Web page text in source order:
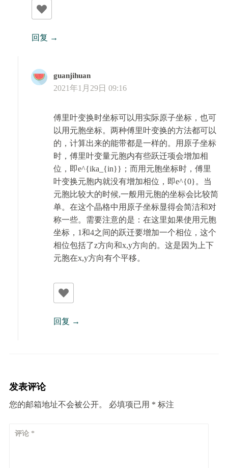
回复
guanjihuan
2021年1月29日 09:16
傅里叶变换时坐标可以用实际原子坐标，也可
以用元胞坐标。两种傅里叶变换的方法都可以
的，计算出来的能带都是一样的。用原子坐标
时，傅里叶变量元胞内有些跃迁项会增加相
位，即e^{ika_{in}}；而用元胞坐标时，傅里
叶变换元胞内就没有增加相位，即e^{0}。当
元胞比较大的时候,一般用元胞的坐标会比较简
单。在这个晶格中用原子坐标显得会简洁和对
称一些。需要注意的是：在这里如果使用元胞
坐标，1和4之间的跃迁要增加一个相位，这个
相位包括了z方向和x,y方向的。这是因为上下
元胞在x,y方向有个平移。
回复
发表评论
您的邮箱地址不会被公开。 必填项已用 * 标注
评论 *